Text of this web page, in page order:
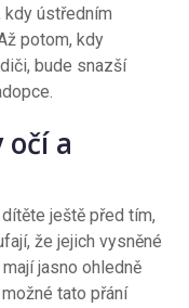
kdy ústředním
potom, kdy
bude snazší
a
ještě před tím,
že jejich vysněné
jasno ohledně
tato přání